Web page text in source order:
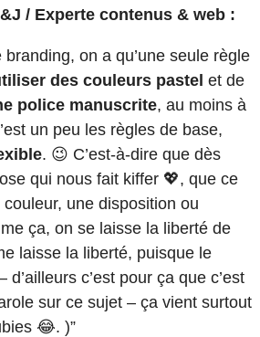
/ Experte contenus & web :
branding, on a qu’une seule règle
des couleurs pastel et de
police manuscrite, au moins à
un peu les règles de base,
. 😉 C’est-à-dire que dès
qui nous fait kiffer 💖, que ce
une disposition ou
ça, on se laisse la liberté de
laisse la liberté, puisque le
c’est pour ça que c’est
sur ce sujet – ça vient surtout
😂. )”